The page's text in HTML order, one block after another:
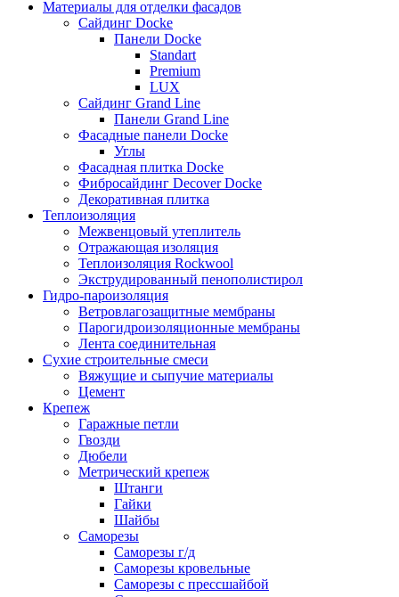
Материалы для отделки фасадов
Сайдинг Docke
Панели Docke
Standart
Premium
LUX
Сайдинг Grand Line
Панели Grand Line
Фасадные панели Docke
Углы
Фасадная плитка Docke
Фибросайдинг Decover Docke
Декоративная плитка
Теплоизоляция
Межвенцовый утеплитель
Отражающая изоляция
Теплоизоляция Rockwool
Экструдированный пенополистирол
Гидро-пароизоляция
Ветровлагозащитные мембраны
Парогидроизоляционные мембраны
Лента соединительная
Сухие строительные смеси
Вяжущие и сыпучие материалы
Цемент
Крепеж
Гаражные петли
Гвозди
Дюбели
Метрический крепеж
Штанги
Гайки
Шайбы
Саморезы
Саморезы г/д
Саморезы кровельные
Саморезы с прессшайбой